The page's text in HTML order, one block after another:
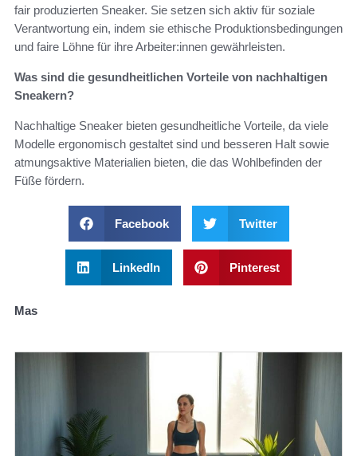
fair produzierten Sneaker. Sie setzen sich aktiv für soziale
Verantwortung ein, indem sie ethische Produktionsbedingungen
und faire Löhne für ihre Arbeiter:innen gewährleisten.
Was sind die gesundheitlichen Vorteile von nachhaltigen
Sneakern?
Nachhaltige Sneaker bieten gesundheitliche Vorteile, da viele
Modelle ergonomisch gestaltet sind und besseren Halt sowie
atmungsaktive Materialien bieten, die das Wohlbefinden der
Füße fördern.
Facebook Twitter
LinkedIn Pinterest
Mas